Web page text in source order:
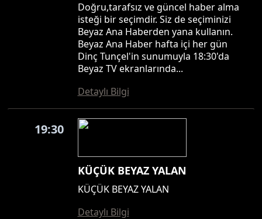
Doğru,tarafsız ve güncel haber alma
isteği bir seçimdir. Siz de seçiminizi
Beyaz Ana Haberden yana kullanın.
Beyaz Ana Haber hafta içi her gün
Dinç Tunçel'in sunumuyla 18:30'da
Beyaz TV ekranlarında...
Detaylı Bilgi
19:30
KÜÇÜK BEYAZ YALAN
KÜÇÜK BEYAZ YALAN
Detaylı Bilgi